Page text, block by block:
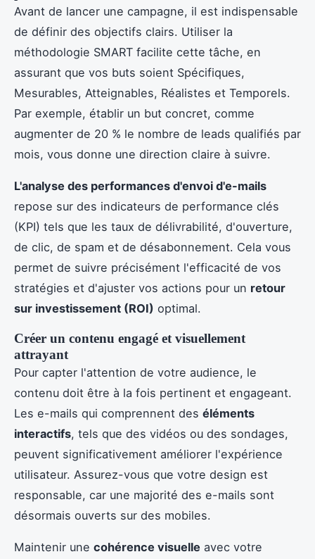
Avant de lancer une campagne, il est indispensable
de définir des objectifs clairs. Utiliser la
méthodologie SMART facilite cette tâche, en
assurant que vos buts soient Spécifiques,
Mesurables, Atteignables, Réalistes et Temporels.
Par exemple, établir un but concret, comme
augmenter de 20 % le nombre de leads qualifiés par
mois, vous donne une direction claire à suivre.
L'analyse des performances d'envoi d'e-mails
repose sur des indicateurs de performance clés
(KPI) tels que les taux de délivrabilité, d'ouverture,
de clic, de spam et de désabonnement. Cela vous
permet de suivre précisément l'efficacité de vos
stratégies et d'ajuster vos actions pour un retour
sur investissement (ROI) optimal.
Créer un contenu engagé et visuellement
attrayant
Pour capter l'attention de votre audience, le
contenu doit être à la fois pertinent et engageant.
Les e-mails qui comprennent des éléments
interactifs, tels que des vidéos ou des sondages,
peuvent significativement améliorer l'expérience
utilisateur. Assurez-vous que votre design est
responsable, car une majorité des e-mails sont
désormais ouverts sur des mobiles.
Maintenir une cohérence visuelle avec votre